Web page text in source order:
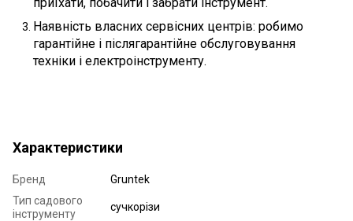
Наявність власних сервісних центрів: робимо
гарантійне і післягарантійне обслуговування
техніки і електроінструменту.
Характеристики
Бренд
Gruntek
Тип садового
інструменту
сучкорізи